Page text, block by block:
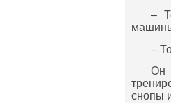
–
–
Он
снопы